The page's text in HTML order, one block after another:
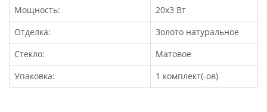
Мощность:
20х3 Вт
Отделка:
Золото натуральное
Стекло:
Матовое
Упаковка:
1 комплект(-ов)